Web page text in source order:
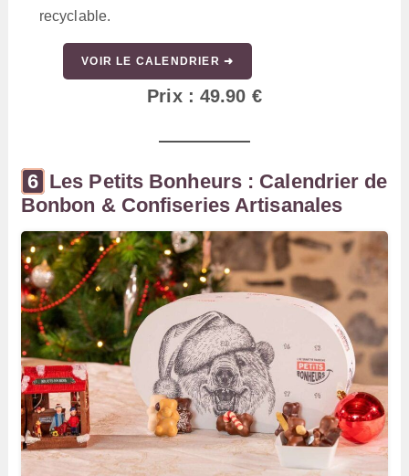
recyclable.
VOIR LE CALENDRIER ➜
Prix : 49.90 €
Les Petits Bonheurs : Calendrier de
Bonbon & Confiseries Artisanales